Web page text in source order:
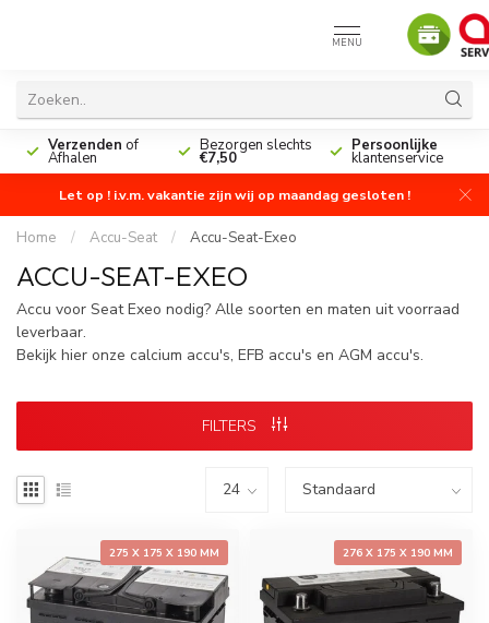
MENU
Verzenden of
Afhalen
Bezorgen slechts
€7,50
Persoonlijke
klantenservice
Let op ! i.v.m. vakantie zijn wij op maandag gesloten !
Home / Accu-Seat / Accu-Seat-Exeo
ACCU-SEAT-EXEO
Accu voor Seat Exeo nodig? Alle soorten en maten uit voorraad
leverbaar.
Bekijk hier onze calcium accu's, EFB accu's en AGM accu's.
FILTERS
275 X 175 X 190 MM 276 X 175 X 190 MM